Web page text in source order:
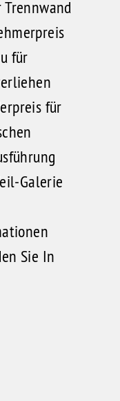
für
für
Galerie
Sie In